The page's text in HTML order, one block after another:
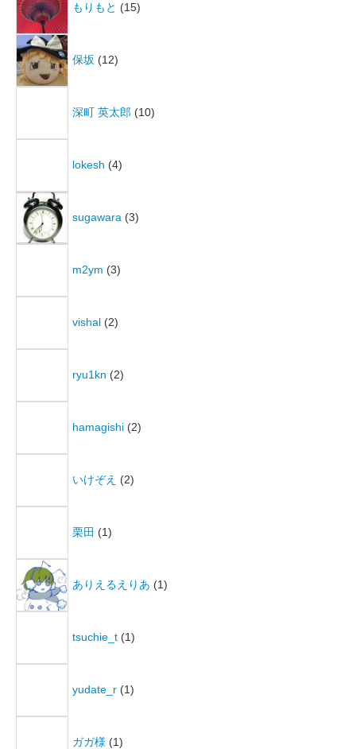
もりもと (15)
保坂 (12)
深町 英太郎 (10)
lokesh (4)
sugawara (3)
m2ym (3)
vishal (2)
ryu1kn (2)
hamagishi (2)
いけぞえ (2)
栗田 (1)
ありえるえりあ (1)
tsuchie_t (1)
yudate_r (1)
ガガ様 (1)